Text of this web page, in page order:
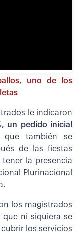
uno de los
le indicaron
un pedido inicial
que también se
de las fiestas
la presencia
Plurinacional
los magistrados
que ni siquiera se
los servicios